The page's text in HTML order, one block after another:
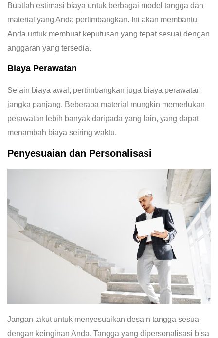
Buatlah estimasi biaya untuk berbagai model tangga dan
material yang Anda pertimbangkan. Ini akan membantu
Anda untuk membuat keputusan yang tepat sesuai dengan
anggaran yang tersedia.
Biaya Perawatan
Selain biaya awal, pertimbangkan juga biaya perawatan
jangka panjang. Beberapa material mungkin memerlukan
perawatan lebih banyak daripada yang lain, yang dapat
menambah biaya seiring waktu.
Penyesuaian dan Personalisasi
Jangan takut untuk menyesuaikan desain tangga sesuai
dengan keinginan Anda. Tangga yang dipersonalisasi bisa